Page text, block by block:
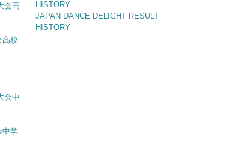
高校
中学
JAPAN DANCE DELIGHT RESULT
HISTORY